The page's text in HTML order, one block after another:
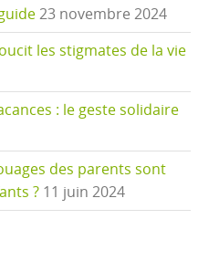
23 novembre 2024
les stigmates de la vie
: le geste solidaire
des parents sont
? 11 juin 2024